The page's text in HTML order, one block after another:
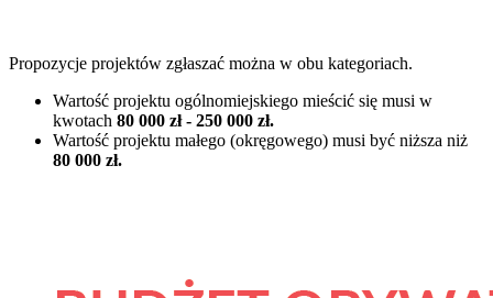
Propozycje projektów zgłaszać można w obu kategoriach.
Wartość projektu ogólnomiejskiego mieścić się musi w
kwotach 80 000 zł - 250 000 zł.
Wartość projektu małego (okręgowego) musi być niższa niż
80 000 zł.